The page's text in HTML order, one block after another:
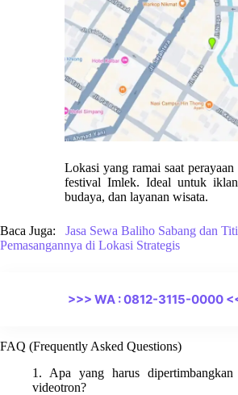
Lokasi yang ramai saat perayaan
festival Imlek. Ideal untuk
budaya, dan layanan wisata.
Baca Juga: Jasa Sewa Baliho Sabang dan
Pemasangannya di Lokasi Strategis
>>> WA : 0812-3115-0000
FAQ (Frequently Asked Questions)
1. Apa yang harus dipertimbangkan
videotron?